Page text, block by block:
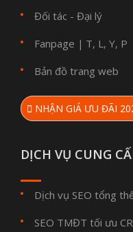
Đối tác - Đại lý
Fanpage | T, L , Y, P
Bản đồ trang web
NHẬN GIÁ ƯU ĐÃI
DỊCH VỤ CUNG
Dịch vụ SEO tổng
SEO TMĐT tối ưu